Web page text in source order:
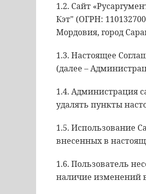
1.2. Сайт
Кэт" (ОГРН:
Мордовия, город
1.3. Настоящее
(далее –
1.4. Администрация
удалять пункты
1.5. Использование
внесенных в
1.6. Пользователь
наличие изменений